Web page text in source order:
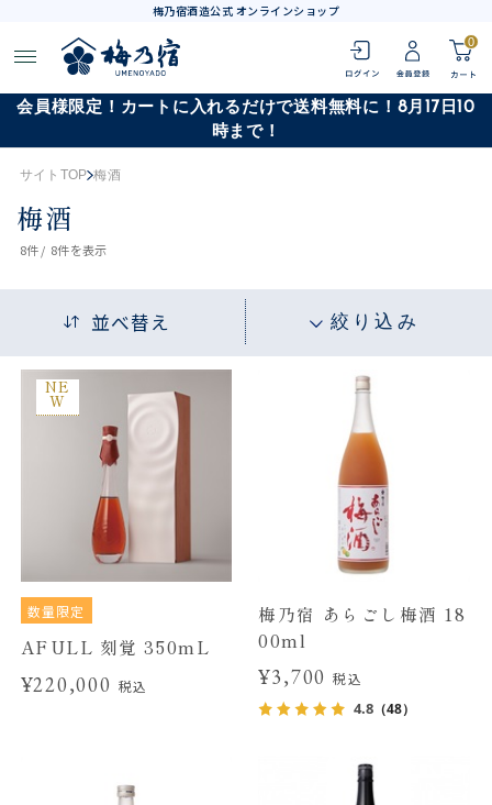
梅乃宿酒造公式 オンラインショップ
0
会員様限定！カートに入れるだけで送料無料に！8月17日10
時まで！
サイトTOP 梅酒
梅酒
8件 / 8件を表示
並べ替え 絞り込み
NE
W
数量限定
AFULL 刻覚 350mL
¥220,000 税込
梅乃宿 あらごし梅酒 18
00ml
¥3,700 税込
4.8 （48）